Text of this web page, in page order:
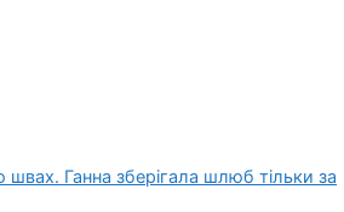
Ганна зберігала шлюб тільки за